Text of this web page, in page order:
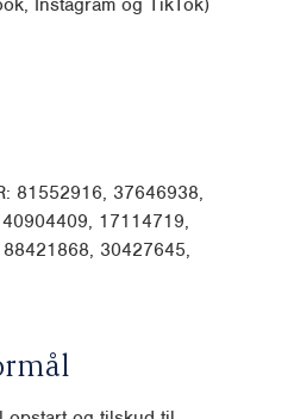
Instagram og TikTok)
81552916, 37646938,
17114719,
30427645,